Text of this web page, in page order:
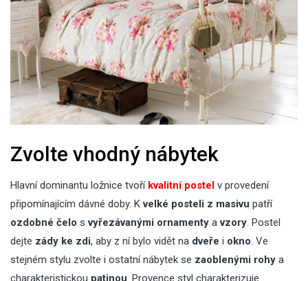
Zvolte vhodný nábytek
Hlavní dominantu ložnice tvoří kvalitní postel v provedení
připomínajícím dávné doby. Kvelké posteli z masivu patří
ozdobné čelo svyřezávanými ornamenty avzory. Postel
dejte zády ke zdi, aby z ní bylo vidět na dveře i okno. Ve
stejném stylu zvolte i ostatní nábytek se zaoblenými rohy a
charakteristickou patinou . Provence styl charakterizuje